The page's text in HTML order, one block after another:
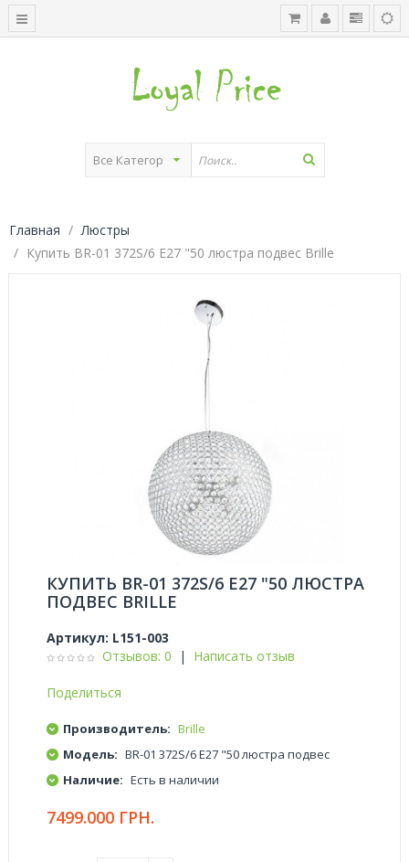
Главная
Люстры
Купить BR-01 372S/6 E27 "50 люстра подвес Brille
КУПИТЬ BR-01 372S/6 E27 "50 ЛЮСТРА
ПОДВЕС BRILLE
Артикул: L151-003
Отзывов: 0 | Написать отзыв
Поделиться
Производитель: Brille
Модель: BR-01 372S/6 E27 "50 люстра подвес
Наличие: Есть в наличии
7499.000 ГРН.